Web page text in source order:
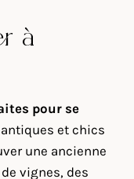
à
pour se
et chics
une ancienne
vignes, des